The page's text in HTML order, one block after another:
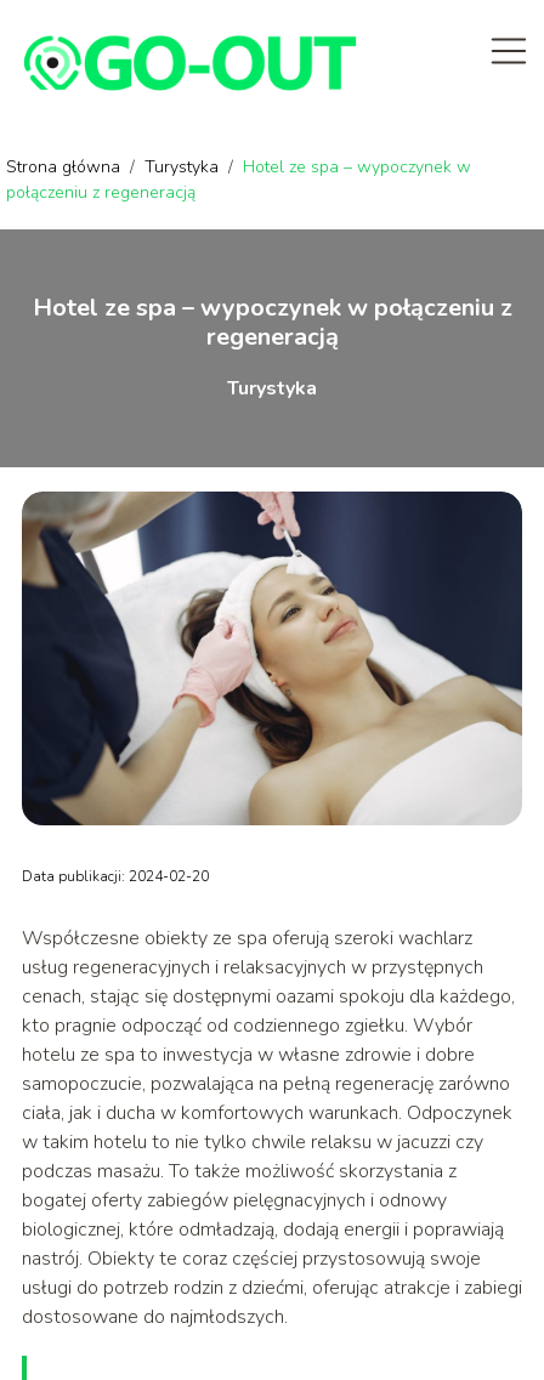
Strona główna / Turystyka / Hotel ze spa – wypoczynek w
połączeniu z regeneracją
Hotel ze spa – wypoczynek w połączeniu z
regeneracją
Turystyka
Data publikacji: 2024-02-20
Współczesne obiekty ze spa oferują szeroki wachlarz
usług regeneracyjnych i relaksacyjnych w przystępnych
cenach, stając się dostępnymi oazami spokoju dla każdego,
kto pragnie odpocząć od codziennego zgiełku. Wybór
hotelu ze spa to inwestycja w własne zdrowie i dobre
samopoczucie, pozwalająca na pełną regenerację zarówno
ciała, jak i ducha w komfortowych warunkach. Odpoczynek
w takim hotelu to nie tylko chwile relaksu w jacuzzi czy
podczas masażu. To także możliwość skorzystania z
bogatej oferty zabiegów pielęgnacyjnych i odnowy
biologicznej, które odmładzają, dodają energii i poprawiają
nastrój. Obiekty te coraz częściej przystosowują swoje
usługi do potrzeb rodzin z dziećmi, oferując atrakcje i zabiegi
dostosowane do najmłodszych.